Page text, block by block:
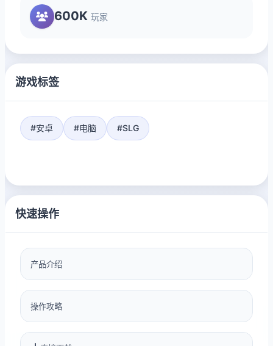
600K 玩家
游戏标签
#安卓 #电脑 #SLG
快速操作
产品介绍
操作攻略